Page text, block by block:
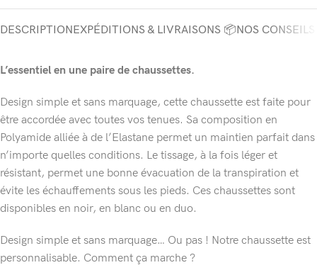
DESCRIPTIONEXPÉDITIONS & LIVRAISONS 📦NOS
L’essentiel en une paire de chaussettes.
Design simple et sans marquage, cette chaussette est faite pour
être accordée avec toutes vos tenues. Sa composition en
Polyamide alliée à de l’Elastane permet un maintien parfait dans
n’importe quelles conditions. Le tissage, à la fois léger et
résistant, permet une bonne évacuation de la transpiration et
évite les échauffements sous les pieds. Ces chaussettes sont
disponibles en noir, en blanc ou en duo.
Design simple et sans marquage… Ou pas ! Notre chaussette est
personnalisable. Comment ça marche ?